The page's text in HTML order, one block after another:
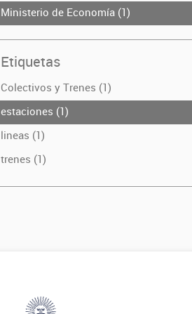
Ministerio de Economía (1)
Etiquetas
Colectivos y Trenes (1)
estaciones (1)
lineas (1)
trenes (1)